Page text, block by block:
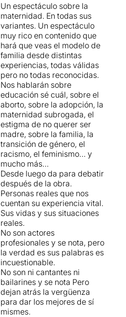
Un espectáculo sobre la
maternidad. En todas sus
variantes. Un espectáculo
muy rico en contenido que
hará que veas el modelo de
familia desde distintas
experiencias, todas válidas
pero no todas reconocidas.
Nos hablarán sobre
educación sé cuál, sobre el
aborto, sobre la adopción, la
maternidad subrogada, el
estigma de no querer ser
madre, sobre la familia, la
transición de género, el
racismo, el feminismo… y
mucho más…
Desde luego da para debatir
después de la obra.
Personas reales que nos
cuentan su experiencia vital.
Sus vidas y sus situaciones
reales.
No son actores
profesionales y se nota, pero
la verdad es sus palabras es
incuestionable.
No son ni cantantes ni
bailarines y se nota Pero
dejan atrás la vergüenza
para dar los mejores de sí
mismes.